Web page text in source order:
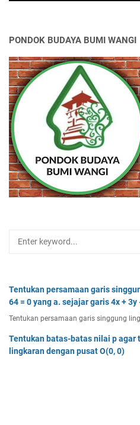
PONDOK BUDAYA BUMI WANGI
Tentukan persamaan garis
64 = 0 yang a. sejajar garis 4x + 3y
Tentukan persamaan garis singgung
Tentukan batas-batas nilai p agar
lingkaran dengan pusat O(0, 0)